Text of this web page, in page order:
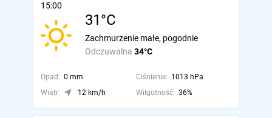
15:00
31°C
Odczuwalna 34°C
Zachmurzenie małe, pogodnie
Opad: 0 mm Ciśnienie: 1013 hPa
Wiatr:
12 km/h Wilgotność: 36%